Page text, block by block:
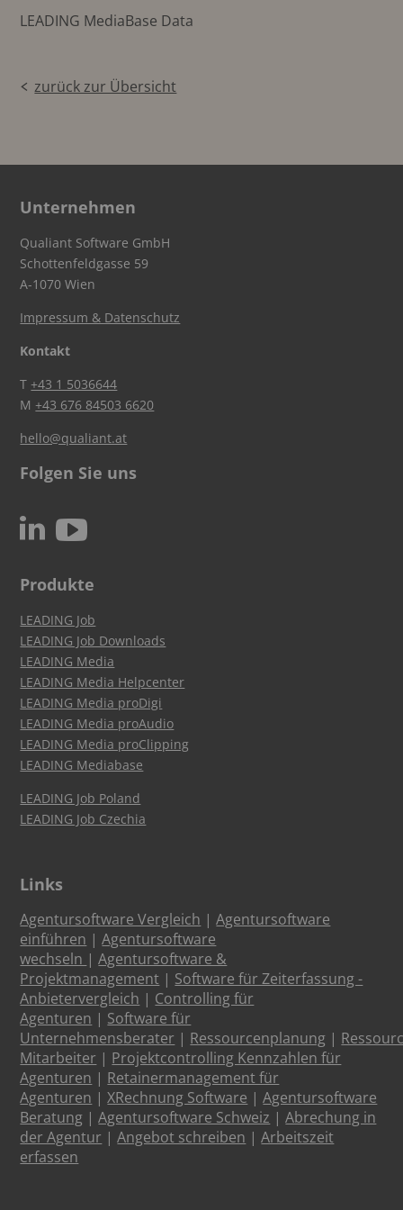
LEADING MediaBase Data
zurück zur Übersicht
Unternehmen
Qualiant Software GmbH
Schottenfeldgasse 59
A-1070 Wien
Impressum & Datenschutz
Kontakt
T+43 1 5036644
M+43 676 84503 6620
hello@qualiant.at
Folgen Sie uns
N c
Produkte
LEADING Job
LEADING Job Downloads
LEADING Media
LEADING Media Helpcenter
LEADING Media proDigi
LEADING Media proAudio
LEADING Media proClipping
LEADING Mediabase
LEADING Job Poland
LEADING Job Czechia
Links
Agentursoftware Vergleich |Agentursoftware
einführen |Agentursoftware
wechseln |Agentursoftware &
Projektmanagement | Software für Zeiterfassung -
Anbietervergleich | Controlling für
Agenturen | Software für
Unternehmensberater | Ressourcenplanung |
Mitarbeiter | Projektcontrolling Kennzahlen für
Agenturen | Retainermanagement für
Agenturen |XRechnung Software |Agentursoftware
Beratung |Agentursoftware Schweiz |Abrechung in
der Agentur |Angebot schreiben |Arbeitszeit
erfassen